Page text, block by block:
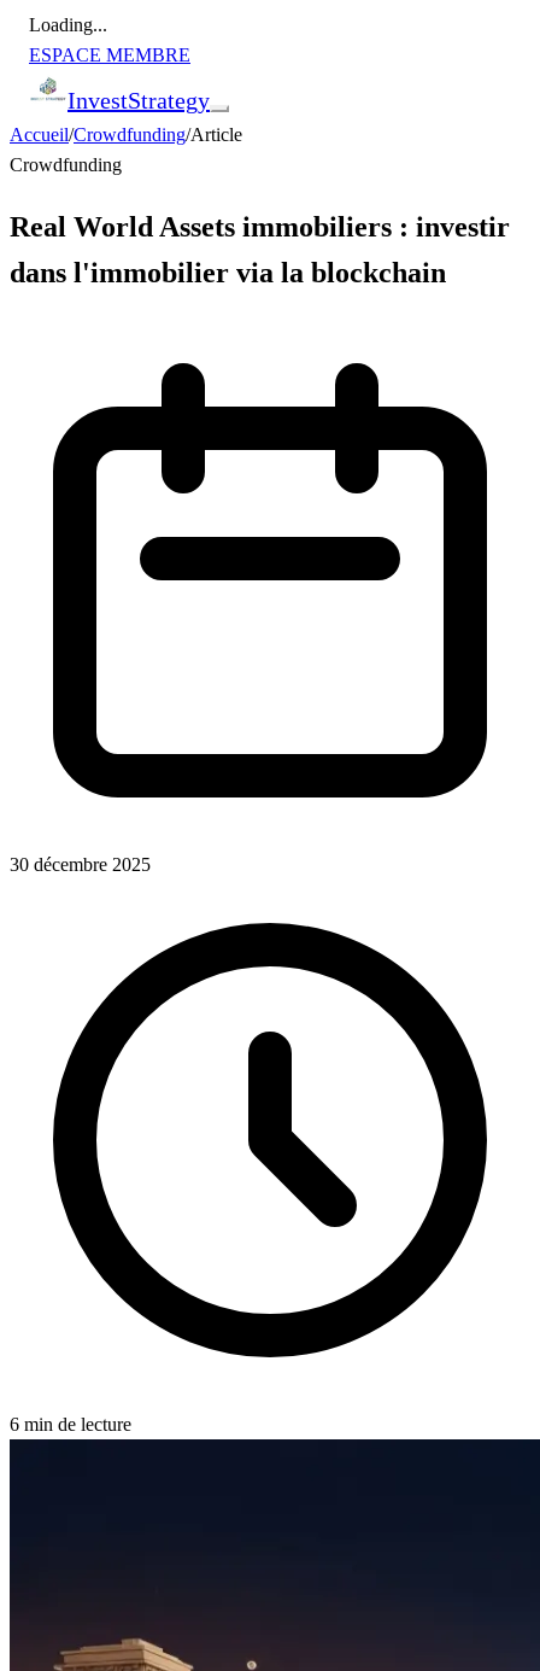
Loading...
ESPACE MEMBRE
InvestStrategy
Accueil/Crowdfunding/Article
Crowdfunding
Real World Assets immobiliers : investir
dans l'immobilier via la blockchain
30 décembre 2025
6 min de lecture